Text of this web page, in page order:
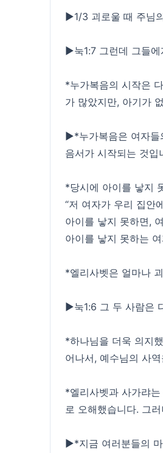
▶1/3 괴로울 때 주님
▶눅1:7 그런데 그들
*누가복음의 시작은
가 많았지만, 아기가
▶*누가복음은 여자들
음서가 시작되는 것입
*당시에 아이를 낳지
“저 여자가 우리 집안
아이를 낳지 못하면,
아이를 낳지 못하는
*엘리사벳은 얼마나
▶눅1:6 그 두 사람은
*하나님을 더욱 의지
어나서, 예수님의 사
*엘리사벳과 사가랴
로 오해했습니다. 그
▶*지금 여러분들의